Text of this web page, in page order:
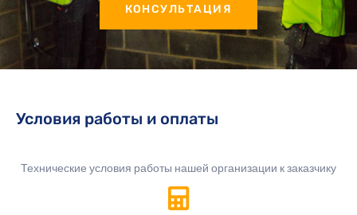
КОНСУЛЬТАЦИЯ
Условия работы и оплаты
Технические условия работы нашей организации к заказчику